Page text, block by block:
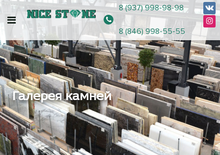
8 (937) 998-98-98
8 (846) 998-55-55
Галерея камней